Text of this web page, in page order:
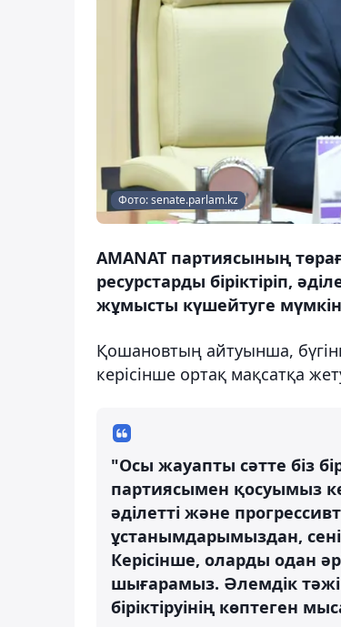
Фото: senate.parlam.kz
AMANAT партиясының
ресурстарды біріктіріп,
жұмысты күшейтуге
Қошановтың айтуынша,
керісінше ортақ мақсатқа
"Осы жауапты сәтте біз
партиясымен қосуымыз
әділетті және
ұстанымдарымыздан,
Керісінше, оларды одан
шығарамыз. Әлемдік
біріктіруінің көптеген